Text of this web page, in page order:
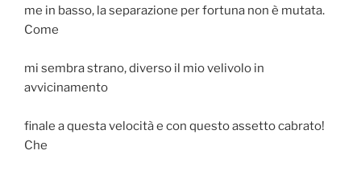
me in basso, la separazione per fortuna non è mutata.
Come
mi sembra strano, diverso il mio velivolo in
avvicinamento
finale a questa velocità e con questo assetto cabrato!
Che